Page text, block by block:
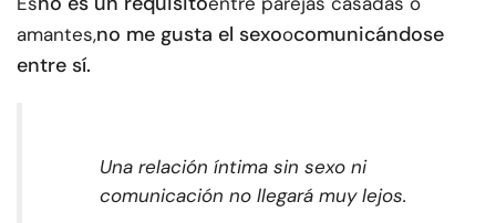
amantes,no me gusta el sexoocomunicándose
entre sí.
Una relación íntima sin sexo ni
comunicación no llegará muy lejos.